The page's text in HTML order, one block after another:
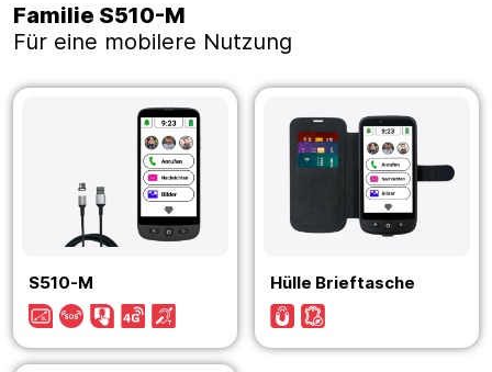
Familie S510-M
Für eine mobilere Nutzung
S510-M Hülle Brieftasche